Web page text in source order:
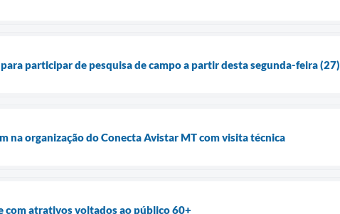
participar de pesquisa de campo a partir desta segunda-feira (27)
na organização do Conecta Avistar MT com visita técnica
com atrativos voltados ao público 60+